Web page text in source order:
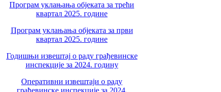
Програм уклањања објеката за трећи
квартал 2025. године
Програм уклањања објеката за први
квартал 2025. године
Годишњи извештај о раду грађевинске
инспекције за 2024. годину
Оперативни извештаји о раду